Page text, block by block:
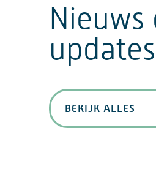
Nieuws
updates
BEKIJK ALLES